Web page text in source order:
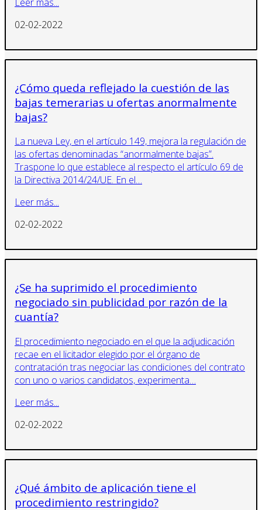
02-02-2022
¿Cómo queda reflejado la cuestión de las
bajas temerarias u ofertas anormalmente
bajas?
La nueva Ley, en el artículo 149, mejora la regulación de
las ofertas denominadas “anormalmente bajas”.
Traspone lo que establece al respecto el artículo 69 de
la Directiva 2014/24/UE. En el…
Leer más...
02-02-2022
¿Se ha suprimido el procedimiento
negociado sin publicidad por razón de la
cuantía?
El procedimiento negociado en el que la adjudicación
recae en el licitador elegido por el órgano de
contratación tras negociar las condiciones del contrato
con uno o varios candidatos, experimenta…
Leer más...
02-02-2022
¿Qué ámbito de aplicación tiene el
procedimiento restringido?